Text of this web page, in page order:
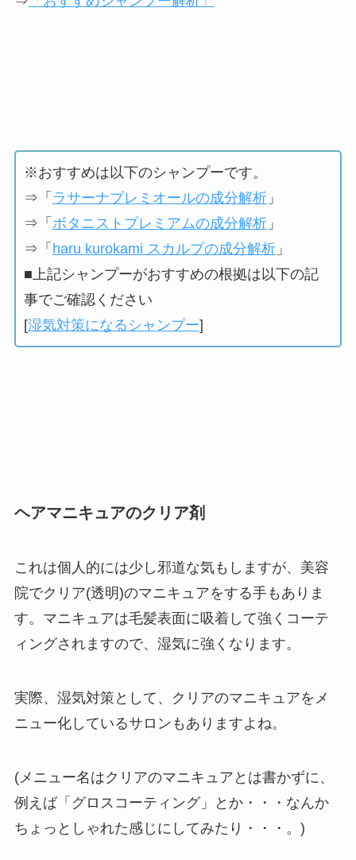
※おすすめは以下のシャンプーです。
⇒「 ラサーナプレミオールの成分解析」
⇒「 ボタニストプレミアムの成分解析」
⇒「 haru kurokami スカルプの成分解析」
■上記シャンプーがおすすめの根拠は以下の記
事でご確認ください
[湿気対策になるシャンプー]
ヘアマニキュアのクリア剤
これは個人的には少し邪道な気もしますが、美容
院でクリア(透明)のマニキュアをする手もありま
す。マニキュアは毛髪表面に吸着して強くコーテ
ィングされますので、湿気に強くなります。
実際、湿気対策として、クリアのマニキュアをメ
ニュー化しているサロンもありますよね。
(メニュー名はクリアのマニキュアとは書かずに、
例えば「グロスコーティング」とか・・・なんか
ちょっとしゃれた感じにしてみたり・・・。)